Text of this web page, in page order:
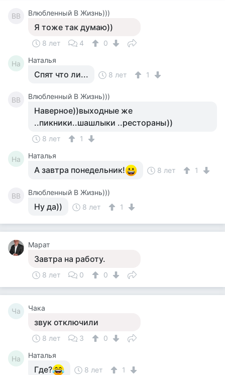
ВВ Влюбленный В Жизнь)))
Я тоже так думаю))
8 лет 4 0
На Наталья
Спят что ли... 8 лет 1
ВВ Влюбленный В Жизнь)))
Наверное))выходные же
..пикники..шашлыки ..рестораны))
8 лет 1
На Наталья
А завтра понедельник! 8 лет 1
ВВ Влюбленный В Жизнь)))
Ну да)) 8 лет 1
Марат
Завтра на работу.
8 лет 0 0
Ча Чака
звук отключили
8 лет 3 0
На Наталья
Где? 8 лет 1